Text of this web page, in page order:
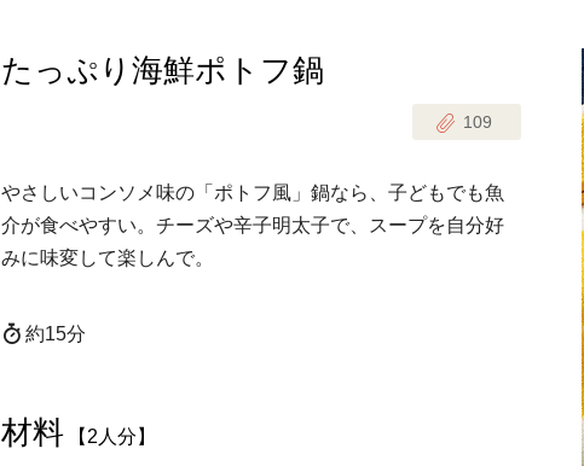
たっぷり海鮮ポトフ鍋
109
やさしいコンソメ味の「ポトフ風」鍋なら、子どもでも魚
介が食べやすい。チーズや辛子明太子で、スープを自分好
みに味変して楽しんで。
約15分
材料 【2人分】
ひとさじのときめき時間
おきらくだ 1歳半からの幼児食
3日分ごはんセット（2人分）
主菜
常備菜・作りおき お弁当
おつまみ
コトコト
yumyumいっしょごはん
ぷれーんぺいじ
乾物屋さん